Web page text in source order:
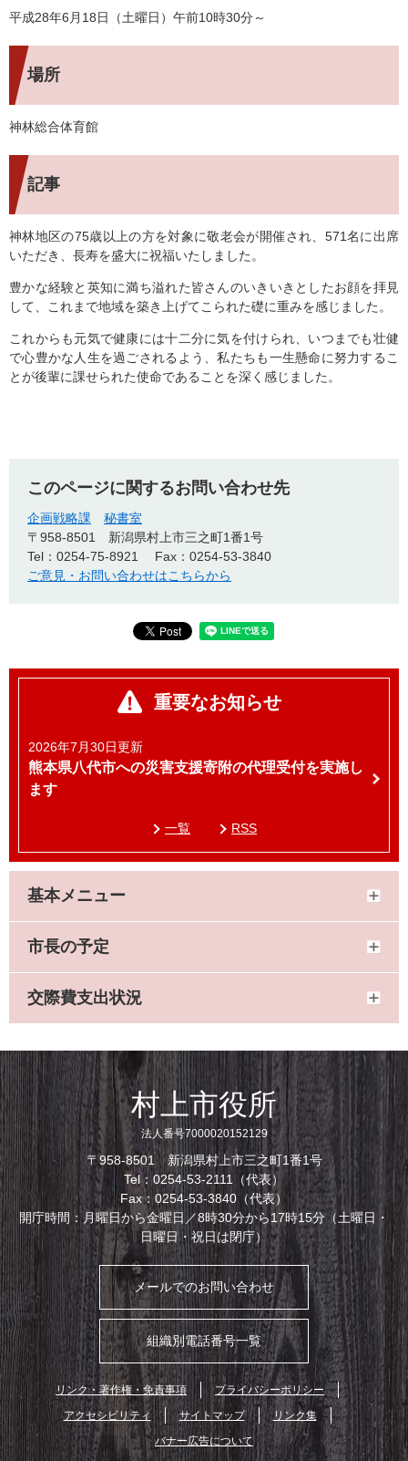
平成28年6月18日（土曜日）午前10時30分～
場所
神林総合体育館
記事
神林地区の75歳以上の方を対象に敬老会が開催され、571名に出席
いただき、長寿を盛大に祝福いたしました。
豊かな経験と英知に満ち溢れた皆さんのいきいきとしたお顔を拝見
して、これまで地域を築き上げてこられた礎に重みを感じました。
これからも元気で健康には十二分に気を付けられ、いつまでも壮健
で心豊かな人生を過ごされるよう、私たちも一生懸命に努力するこ
とが後輩に課せられた使命であることを深く感じました。
このページに関するお問い合わせ先
企画戦略課
秘書室
〒958-8501
新潟県村上市三之町1番1号
Tel：0254-75-8921
Fax：0254-53-3840
ご意見・お問い合わせはこちらから
重要なお知らせ
2026年7月30日更新
熊本県八代市への災害支援寄附の代理受付を実施し
ます
一覧 RSS
基本メニュー
市長の予定
交際費支出状況
村上市役所
法人番号7000020152129
〒958-8501 新潟県村上市三之町1番1号
Tel：0254-53-2111（代表）
Fax：0254-53-3840（代表）
開庁時間：月曜日から金曜日／8時30分から17時15分（土曜日・
日曜日・祝日は閉庁）
メールでのお問い合わせ
組織別電話番号一覧
リンク・著作権・免責事項
プライバシーポリシー
アクセシビリティ
サイトマップ
リンク集
バナー広告について